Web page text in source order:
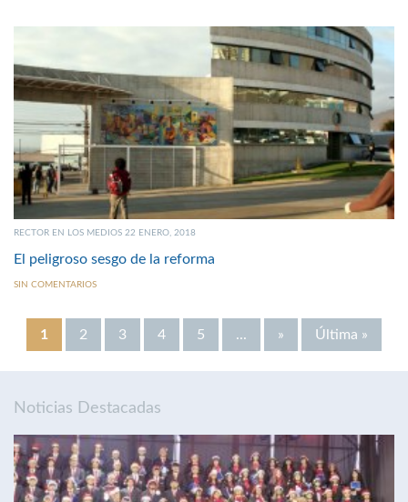
RECTOR EN LOS MEDIOS 22 ENERO, 2018
El peligroso sesgo de la reforma
SIN COMENTARIOS
1 2 3 4 5 ... » Última »
Noticias Destacadas